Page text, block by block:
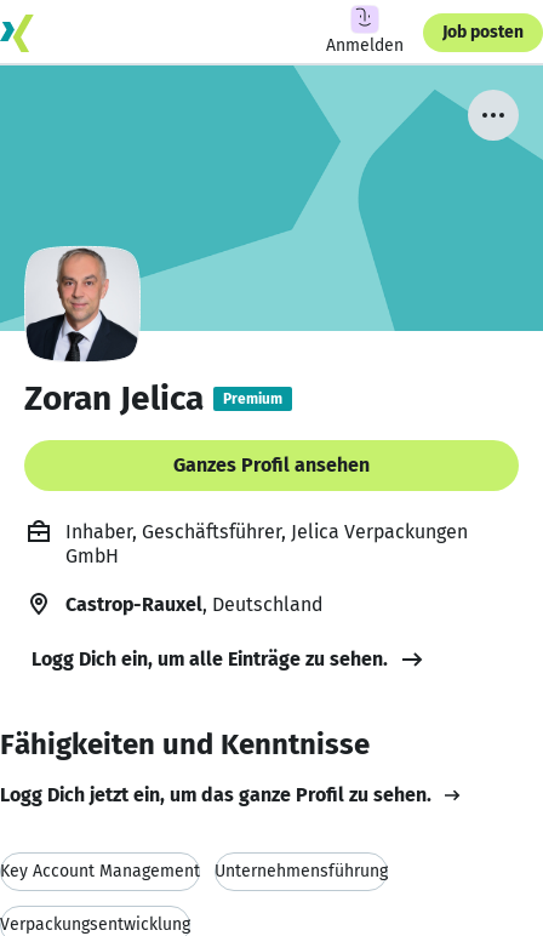
Anmelden
Job posten
Zoran Jelica Premium
Ganzes Profil ansehen
Inhaber, Geschäftsführer, Jelica Verpackungen
GmbH
Castrop-Rauxel, Deutschland
Logg Dich ein, um alle Einträge zu sehen.
Fähigkeiten und Kenntnisse
Logg Dich jetzt ein, um das ganze Profil zu sehen.
Key Account Management Unternehmensführung
Verpackungsentwicklung